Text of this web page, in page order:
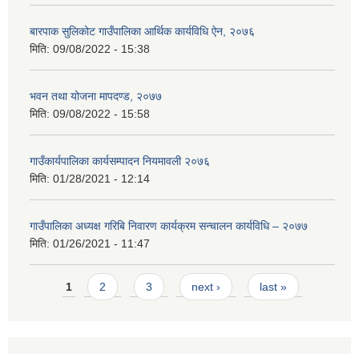
बारपाक सुलिकोट गाउँपालिका आर्थिक कार्यविधि ऐन, २०७६
मिति: 09/08/2022 - 15:38
भवन तथा योजना मापदण्ड, २०७७
मिति: 09/08/2022 - 15:58
गाउँकार्यपालिका कार्यसम्पादन नियमावली २०७६
मिति: 01/28/2021 - 12:14
गाउँपालिका अध्यक्ष गरिबि निवारण कार्यक्रम सन्चालन कार्यविधि – २०७७
मिति: 01/26/2021 - 11:47
Pages
1 2 3 next › last »